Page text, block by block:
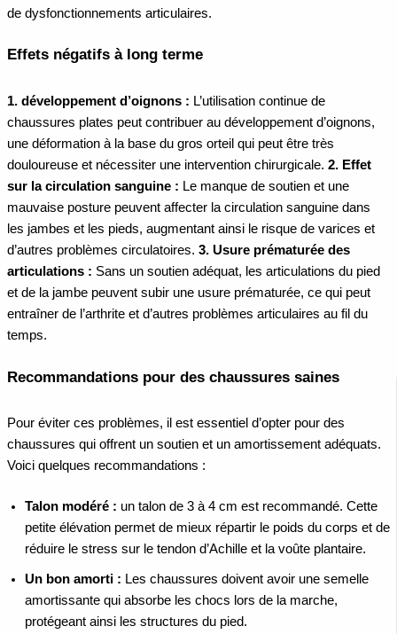
de dysfonctionnements articulaires.
Effets négatifs à long terme
1. développement d’oignons : L’utilisation continue de
chaussures plates peut contribuer au développement d’oignons,
une déformation à la base du gros orteil qui peut être très
douloureuse et nécessiter une intervention chirurgicale. 2. Effet
sur la circulation sanguine : Le manque de soutien et une
mauvaise posture peuvent affecter la circulation sanguine dans
les jambes et les pieds, augmentant ainsi le risque de varices et
d’autres problèmes circulatoires. 3. Usure prématurée des
articulations : Sans un soutien adéquat, les articulations du pied
et de la jambe peuvent subir une usure prématurée, ce qui peut
entraîner de l’arthrite et d’autres problèmes articulaires au fil du
temps.
Recommandations pour des chaussures saines
Pour éviter ces problèmes, il est essentiel d’opter pour des
chaussures qui offrent un soutien et un amortissement adéquats.
Voici quelques recommandations :
Talon modéré : un talon de 3 à 4 cm est recommandé. Cette
petite élévation permet de mieux répartir le poids du corps et de
réduire le stress sur le tendon d’Achille et la voûte plantaire.
Un bon amorti : Les chaussures doivent avoir une semelle
amortissante qui absorbe les chocs lors de la marche,
protégeant ainsi les structures du pied.